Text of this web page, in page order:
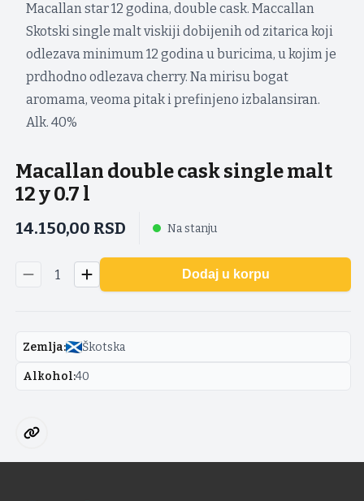
Macallan star 12 godina, double cask. Maccallan
Skotski single malt viskiji dobijenih od zitarica koji
odlezava minimum 12 godina u buricima, u kojim je
prdhodno odlezava cherry. Na mirisu bogat
aromama, veoma pitak i prefinjeno izbalansiran.
Alk. 40%
Macallan double cask single malt
12 y 0.7 l
14.150,00 RSD Na stanju
1 Dodaj u korpu
Zemlja: Škotska
Alkohol:40